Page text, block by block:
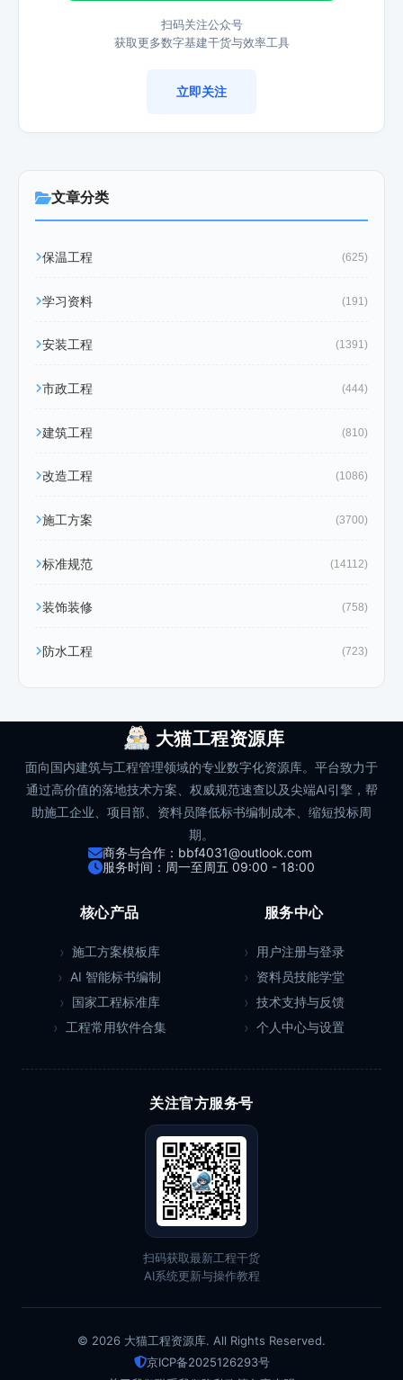
扫码关注公众号
获取更多数字基建干货与效率工具
立即关注
文章分类
保温工程 (625)
学习资料 (191)
安装工程 (1391)
市政工程 (444)
建筑工程 (810)
改造工程 (1086)
施工方案 (3700)
标准规范 (14112)
装饰装修 (758)
防水工程 (723)
大猫工程资源库
面向国内建筑与工程管理领域的专业数字化资源库。平台致力于
通过高价值的落地技术方案、权威规范速查以及尖端AI引擎，帮
助施工企业、项目部、资料员降低标书编制成本、缩短投标周
期。
商务与合作：bbf4031@outlook.com
服务时间：周一至周五 09:00 - 18:00
核心产品
施工方案模板库
AI 智能标书编制
国家工程标准库
工程常用软件合集
服务中心
用户注册与登录
资料员技能学堂
技术支持与反馈
个人中心与设置
关注官方服务号
扫码获取最新工程干货
AI系统更新与操作教程
© 2026 大猫工程资源库. All Rights Reserved.
京ICP备2025126293号